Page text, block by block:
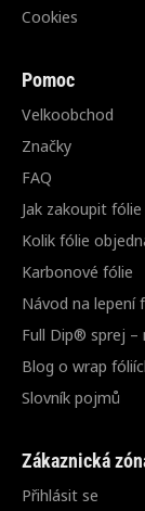
Cookies
Pomoc
Velkoobchod
Značky
FAQ
Jak zakoupit fólie
Kolik fólie
Karbonové fólie
Návod na lepení
Full Dip® sprej –
Blog o wrap
Slovník pojmů
Zákaznická
Přihlásit se